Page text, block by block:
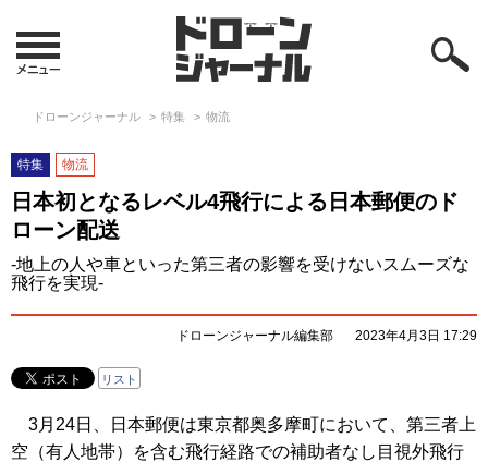
ドローンジャーナル 特集 物流
特集 物流
日本初となるレベル4飛行による日本郵便のド
ローン配送
-地上の人や車といった第三者の影響を受けないスムーズな
飛行を実現-
ドローンジャーナル編集部 2023年4月3日 17:29
リスト
3月24日、日本郵便は東京都奥多摩町において、第三者上
空（有人地帯）を含む飛行経路での補助者なし目視外飛行